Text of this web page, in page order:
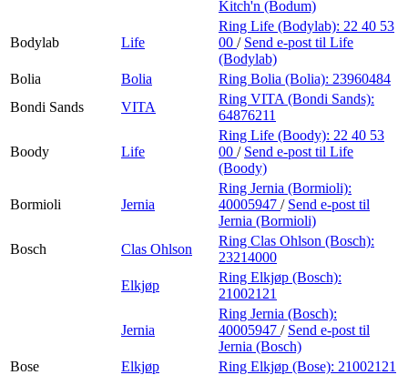
Kitch'n (Bodum)
Bodylab Life
Ring Life (Bodylab): 22 40 53
00 / Send e-post til Life
(Bodylab)
Bolia
Bolia Ring Bolia (Bolia): 23960484
Bondi Sands
VITA
Ring VITA (Bondi Sands):
64876211
Boody Life
Ring Life (Boody): 22 40 53
00 / Send e-post til Life
(Boody)
Bormioli Jernia
Ring Jernia (Bormioli):
40005947 / Send e-post til
Jernia (Bormioli)
Bosch
Clas Ohlson
Ring Clas Ohlson (Bosch):
23214000
Elkjøp
Ring Elkjøp (Bosch):
21002121
Jernia
Ring Jernia (Bosch):
40005947 / Send e-post til
Jernia (Bosch)
Bose
Elkjøp Ring Elkjøp (Bose): 21002121